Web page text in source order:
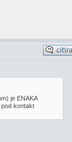
je ENAKA
kontakt